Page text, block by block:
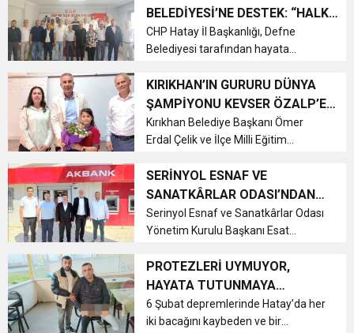
Cumhuriyet, Türk Milletinin Özgürlük
ve Onur Nişanesidir
6:19 HBB BAŞKANI ÖNTÜRK’ÜN
CUMHURİYET BAYRAMI MESAJI
17:36 KURUMLAR VERGİSİ ERTELENDİ
1:00 İTSO İŞ-KUR SGK TOPLANTI
DUYURUSU
21:40 CEYLANDERE’DE BAŞKAN EMRAH
KARAÇAY’A SEVGİ SELİ
18:22 BAŞKAN SAMİ ÜSTÜN’DEN
GÖNÜLLERE DOKUNAN ZİYARET
Kraliçesi) adlı romanından elde
edilecek tüm geliri, depremde yetim
ve ök...
BELEDİYESİ’NE DESTEK: “HALK
İÇİN ÜRETİLEN HİZMETLERİN
ENGELLENMESİNE İZİN
CHP Hatay İl Başkanlığı, Defne
Belediyesi tarafından hayata
Evi Projesi'ne yönelik eleştirilere
ilişkin kapsamlı bir basın açıklaması
yaptı. İl Başkanı Mehmet Gönenç ...
KIRIKHAN’IN GURURU DÜNYA
ŞAMPİYONU KEVSER ÖZALP’E
ANLAMLI ZİYARET
Kırıkhan Belediye Başkanı Ömer
Erdal Çelik ve İlçe Milli Eğitim
Belediyespor’un Dünya Şampiyonu
sporcusu Kevser Özalp’i okulunda
ziyaret ederek başarısını kutladı.
Genç s...
SERİNYOL ESNAF VE
SANATKÂRLAR ODASI’NDAN
AKBANK İSTİKLAL ŞUBESİ’NE
ZİYARET
Serinyol Esnaf ve Sanatkârlar Odası
Yönetim Kurulu Başkanı Esat
üyeleri, Akbank İstiklal Şubesi
Müdürü Hasan Küçük'ü ziyaret etti.
Görüşmede esnafın sorunları,
finansal d...
PROTEZLERİ UYMUYOR,
HAYATA TUTUNMAYA
ÇALIŞIYOR
6 Şubat depremlerinde Hatay’da her
iki bacağını kaybeden ve bir